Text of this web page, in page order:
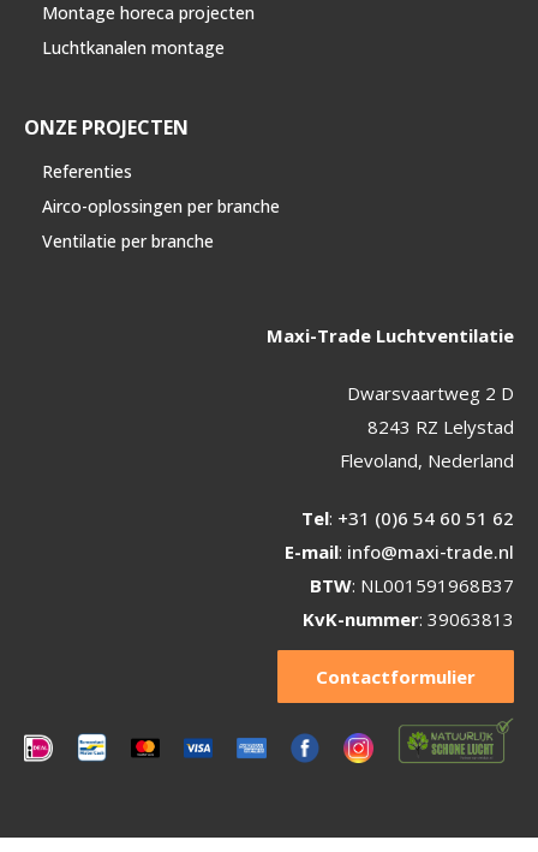
Montage horeca projecten
Luchtkanalen montage
ONZE PROJECTEN
Referenties
Airco-oplossingen per branche
Ventilatie per branche
Maxi-Trade Luchtventilatie
Dwarsvaartweg 2 D
8243 RZ Lelystad
Flevoland, Nederland
Tel: +31 (0)6 54 60 51 62
E-mail: info@maxi-trade.nl
BTW: NL001591968B37
KvK-nummer: 39063813
Contactformulier